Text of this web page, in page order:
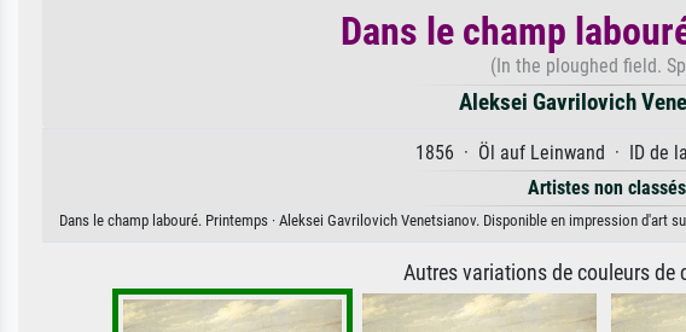
Dans le champ
(In the ploughed field.
Aleksei Gavrilovich
1856 · Öl auf Leinwand · ID de
Artistes non classés
Dans le champ labouré. Printemps · Aleksei Gavrilovich Venetsianov. Disponible en impression
Autres variations de couleurs de